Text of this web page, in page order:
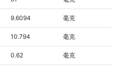
9.6094 毫克
10.794 毫克
0.62 毫克